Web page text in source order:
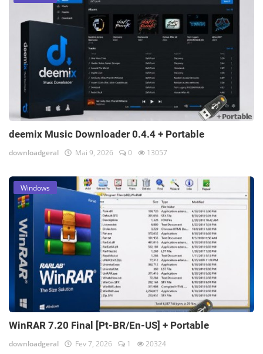
deemix Music Downloader 0.4.4 + Portable
downloadgeral Mai 9, 2026 0 13057
Windows
WinRAR 7.20 Final [Pt-BR/En-US] + Portable
downloadgeral Fev 7, 2026 1 20324